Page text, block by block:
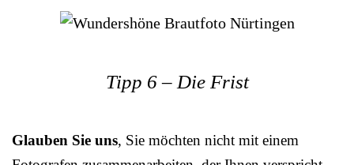
Tipp 6 – Die Frist
Glauben Sie uns, Sie möchten nicht mit einem